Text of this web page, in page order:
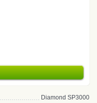
Diamond SP3000